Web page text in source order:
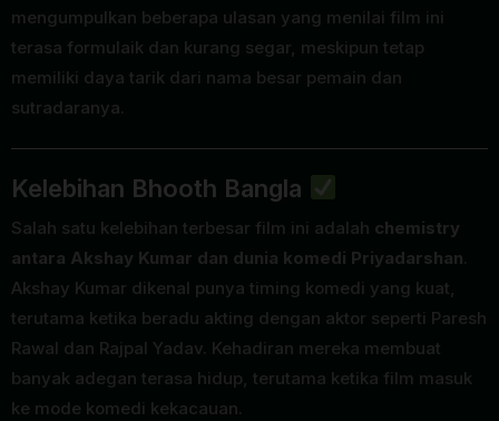
mengumpulkan beberapa ulasan yang menilai film ini
terasa formulaik dan kurang segar, meskipun tetap
memiliki daya tarik dari nama besar pemain dan
sutradaranya.
Kelebihan Bhooth Bangla
Salah satu kelebihan terbesar film ini adalah chemistry
antara Akshay Kumar dan dunia komedi Priyadarshan.
Akshay Kumar dikenal punya timing komedi yang kuat,
terutama ketika beradu akting dengan aktor seperti Paresh
Rawal dan Rajpal Yadav. Kehadiran mereka membuat
banyak adegan terasa hidup, terutama ketika film masuk
ke mode komedi kekacauan.